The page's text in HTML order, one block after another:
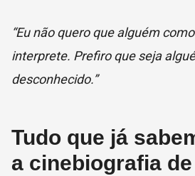
“Eu não quero que alguém
interprete. Prefiro que seja
desconhecido.”
Tudo que já
a cinebiografia